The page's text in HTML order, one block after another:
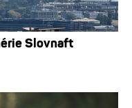
Slovnaft